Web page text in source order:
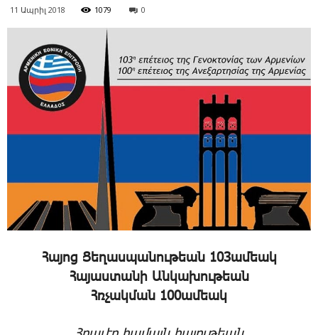
11 Ապրիլ 2018 1079 0
Հայոց Ցեղասպանութեան 103ամեակ
Հայաստանի Անկախութեան
Հռչակման 100ամեակ